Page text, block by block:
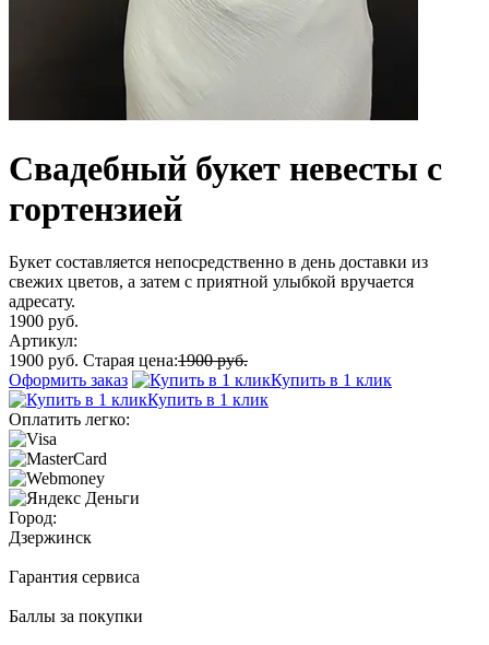
Свадебный букет невесты с
гортензией
Букет составляется непосредственно в день доставки из
свежих цветов, а затем с приятной улыбкой вручается
адресату.
1900 руб.
Артикул:
1900 руб. Старая цена:1900 руб.
Оформить заказ
Купить в 1 клик
Купить в 1 клик
Оплатить легко:
Город:
Дзержинск
Гарантия сервиса
Баллы за покупки